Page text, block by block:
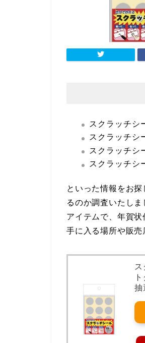
スクラッチシ
スクラッチシ
スクラッチシ
スクラッチシ
といった情報をお
るのか調査いたし
アイテムで、年賀
手に入る場所や販売
抽